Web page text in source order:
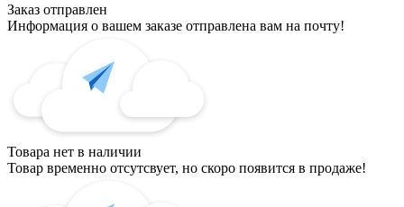
Заказ отправлен
Информация о вашем заказе отправлена вам на почту!
Товара нет в наличии
Товар временно отсутсвует, но скоро появится в продаже!